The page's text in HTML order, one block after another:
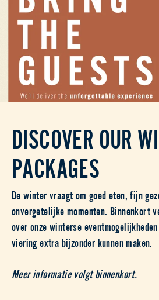
DISCOVER OUR
PACKAGES
De winter vraagt om goed eten, fijn
onvergetelijke momenten. Binnenkort
over onze winterse
viering extra bijzonder kunnen maken.
Meer informatie volgt binnenkort.